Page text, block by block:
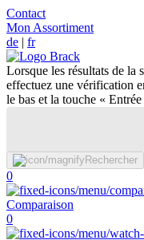
Contact
Mon Assortiment
de | fr
Lorsque les résultats de la
effectuez une vérification
le bas et la touche «
Rechercher
0
Comparaison
0